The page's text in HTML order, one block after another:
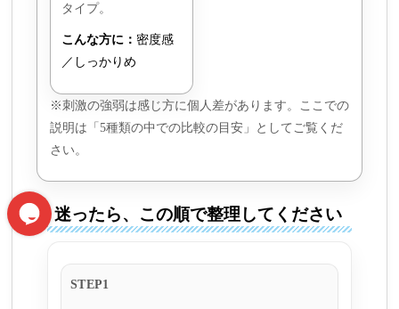
タイプ。
こんな方に： 密度感
／しっかりめ
※刺激の強弱は感じ方に個人差があります。ここでの
説明は「5種類の中での比較の目安」としてご覧くだ
さい。
迷ったら、この順で整理してください
STEP1